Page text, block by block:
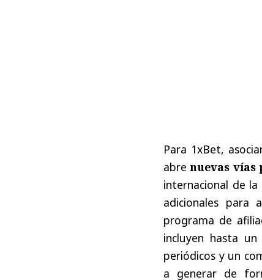
Para 1xBet,
abre nuevas vías
internacional de la
adicionales para
programa de
incluyen hasta un
periódicos y un
a generar de